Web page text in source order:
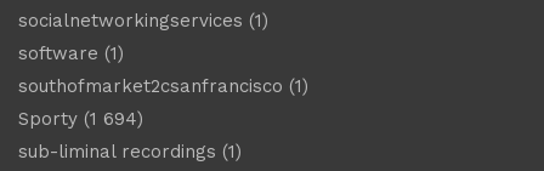
socialnetworkingservices (1)
software (1)
southofmarket2csanfrancisco (1)
Sporty (1 694)
sub-liminal recordings (1)